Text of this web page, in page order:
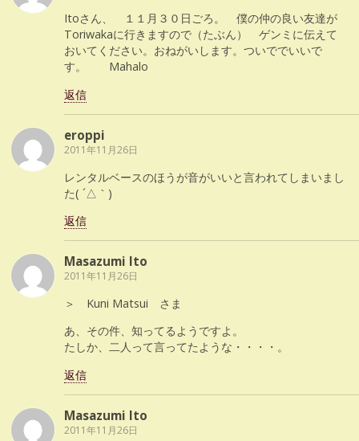
Itoさん、 １１月３０日ごろ。 僕の仲の良い友達が
Toriwakaに行きますので（たぶん） ゲンミに伝えて
おいてください。おねがいします。ついででいいで
す。 Mahalo
返信
eroppi
2011年11月26日
レンタルベースのほうが音がいいと言われてしまいまし
た( ´△｀)
返信
Masazumi Ito
2011年11月26日
＞ Kuni Matsui さま
あ、その件、知ってるようですよ。
たしか、二人って言ってたような・・・・。
返信
Masazumi Ito
2011年11月26日